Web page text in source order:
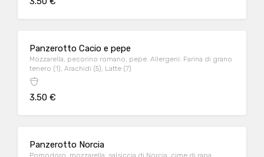
Panzerotto Cacio e pepe
Mozzarella, pecorino romano, pepe. Allergeni: Farina di grano
tenero (1), Arachidi (5), Latte (7)
3.50 €
Panzerotto Norcia
Pomodoro, mozzarella, salsiccia di Norcia, cime di rapa.